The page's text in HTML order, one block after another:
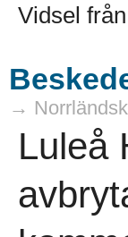
Vidsel
→
Luleå